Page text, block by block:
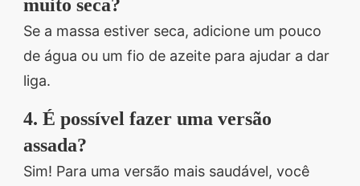
muito seca?
Se a massa estiver seca, adicione um pouco
de água ou um fio de azeite para ajudar a dar
liga.
4. É possível fazer uma versão
assada?
Sim! Para uma versão mais saudável, você